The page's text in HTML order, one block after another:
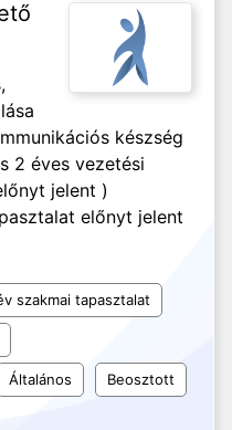
készség
2 éves vezetési
jelent )
előnyt jelent
szakmai tapasztalat
Általános Beosztott